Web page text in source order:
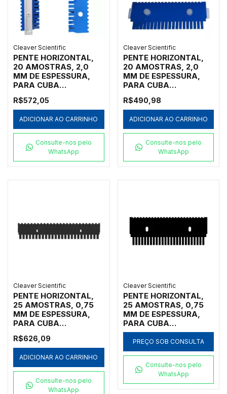
Cleaver Scientific
PENTE HORIZONTAL,
20 AMOSTRAS, 2,0
MM DE ESPESSURA,
PARA CUBA
CLEAVER SCIENTIFIC
MODELOS MSCHOICE7,
MSCHOICE10,
MSCHOICE15,
MSCHOICETRIO,
MSCHOICETRIO15,
MSCHOICEST20 E
MSCHOICEST25 -
R$572,05
ADICIONAR AO CARRINHO
Consulte-nos pelo
WhatsApp
Cleaver Scientific
PENTE HORIZONTAL,
20 AMOSTRAS, 2,0
MM DE ESPESSURA,
PARA CUBA
CLEAVER SCIENTIFIC
MODELOS MSMIDI7,
MSMIDI10 E
MSMIDIDUO - CÓDIGO
MS10-20-2
R$490,98
ADICIONAR AO CARRINHO
Consulte-nos pelo
WhatsApp
Cleaver Scientific
PENTE HORIZONTAL,
25 AMOSTRAS, 0,75
MM DE ESPESSURA,
PARA CUBA
CLEAVER SCIENTIFIC
MODELOS MSMAXI10,
MSMAXI15,
MSMAXI20, MSMAXI25
E MSMAXIDUO -
CÓDIGO MS20-25-0.75
R$626,09
ADICIONAR AO CARRINHO
Consulte-nos pelo
WhatsApp
Cleaver Scientific
PENTE HORIZONTAL,
25 AMOSTRAS, 0,75
MM DE ESPESSURA,
PARA CUBA
HORIZONTAL MARCA
CLEAVER SCIENTIFIC
MODELOS MSMIDI7,
MSMIDIDUO - CÓDIGO
MS10-25-0.75
PREÇO SOB CONSULTA
Consulte-nos pelo
WhatsApp